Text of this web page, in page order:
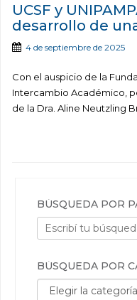
UCSF y
desarrollo de
4 de septiembre de 2025
Con el auspicio de la
Intercambio Académico,
de la Dra. Aline Neutzling
BÚSQUEDA POR
BÚSQUEDA POR
Búsqueda por